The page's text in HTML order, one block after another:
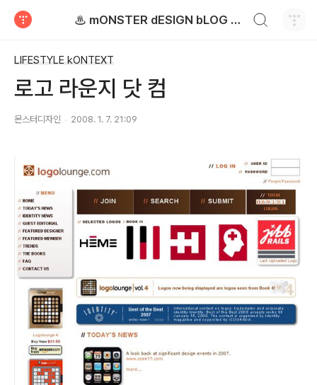
♨ mONSTER dESIGN bLOG - 몬스터디자인 블로그
LIFESTYLE kONTEXT
로고 라운지 닷 컴
몬스터디자인 2008. 1. 7. 21:09